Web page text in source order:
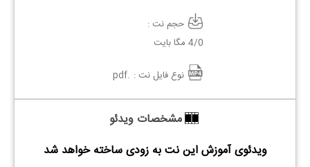
حجم نت :
4/0 مگا بایت
نوع فایل نت : .pdf
مشخصات ویدئو
ویدئوی آموزش این نت به زودی ساخته خواهد شد